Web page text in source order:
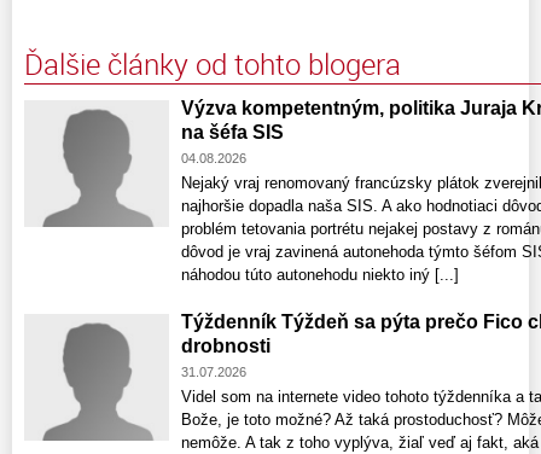
Ďalšie články od tohto blogera
Výzva kompetentným, politika Juraja
na šéfa SIS
04.08.2026
Nejaký vraj renomovaný francúzsky plátok
najhoršie dopadla naša SIS. A ako hodnotiaci
problém tetovania portrétu nejakej postavy z
dôvod je vraj zavinená autonehoda týmto šéfom
náhodou túto autonehodu niekto iný [...]
Týždenník Týždeň sa pýta prečo Fico
drobnosti
31.07.2026
Videl som na internete video tohoto týždenníka a
Bože, je toto možné? Až taká prostoduchosť?
nemôže. A tak z toho vyplýva, žiaľ veď aj fakt,